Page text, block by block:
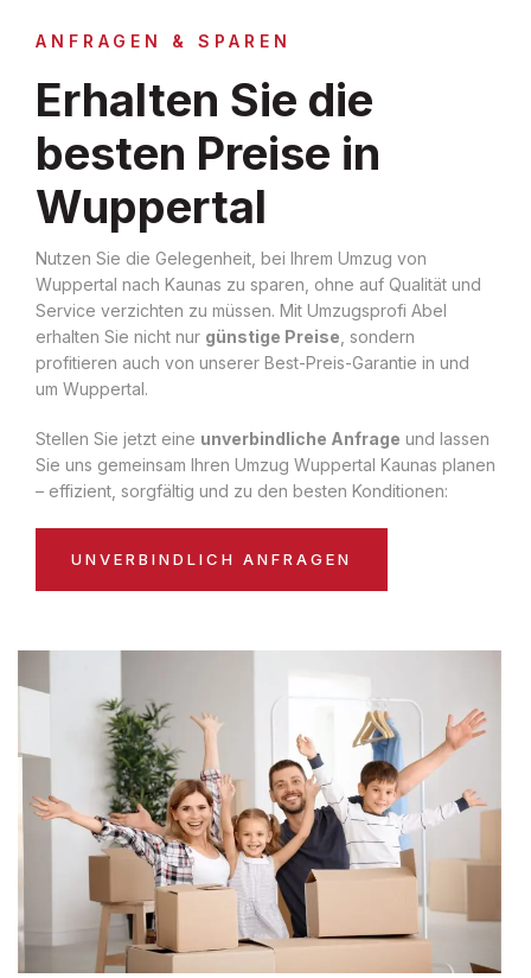
ANFRAGEN & SPAREN
Erhalten Sie die
besten Preise in
Wuppertal
Nutzen Sie die Gelegenheit, bei Ihrem Umzug von
Wuppertal nach Kaunas zu sparen, ohne auf Qualität und
Service verzichten zu müssen. Mit Umzugsprofi Abel
erhalten Sie nicht nur günstige Preise , sondern
profitieren auch von unserer Best-Preis-Garantie in und
um Wuppertal.
Stellen Sie jetzt eine unverbindliche Anfrage und lassen
Sie uns gemeinsam Ihren Umzug Wuppertal Kaunas planen
– effizient, sorgfältig und zu den besten Konditionen:
UNVERBINDLICH ANFRAGEN